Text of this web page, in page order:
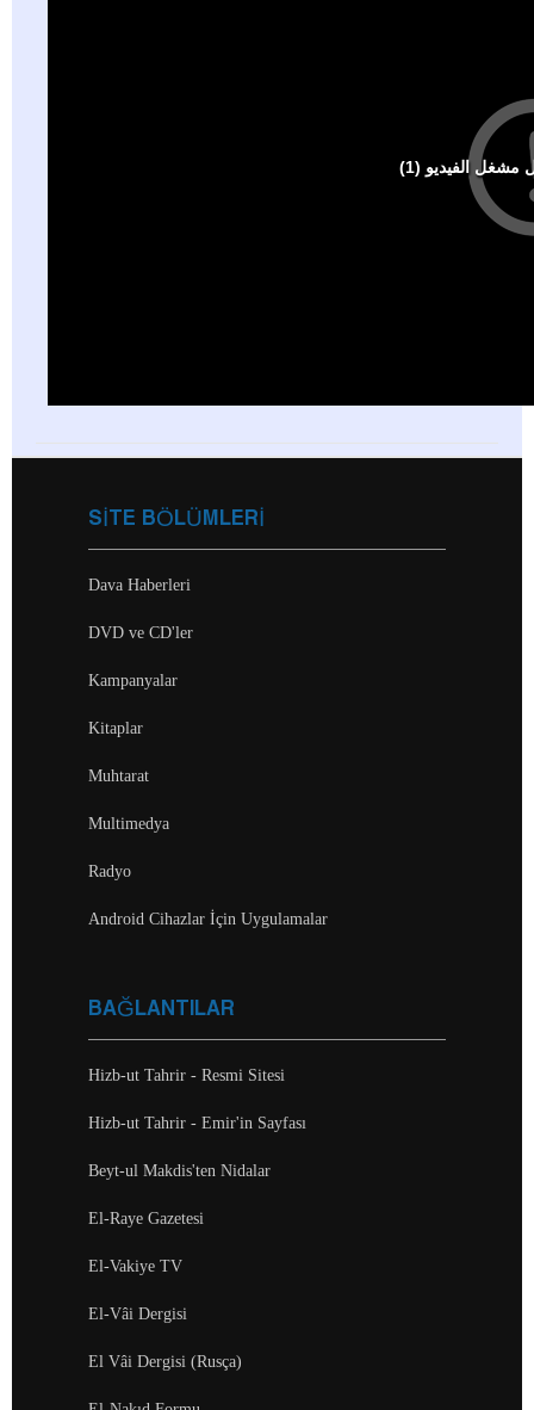
SİTE BÖLÜMLERİ
Dava Haberleri
DVD ve CD'ler
Kampanyalar
Kitaplar
Muhtarat
Multimedya
Radyo
Android Cihazlar İçin Uygulamalar
BAĞLANTILAR
Hizb-ut Tahrir - Resmi Sitesi
Hizb-ut Tahrir - Emir'in Sayfası
Beyt-ul Makdis'ten Nidalar
El-Raye Gazetesi
El-Vakiye TV
El-Vâi Dergisi
El Vâi Dergisi (Rusça)